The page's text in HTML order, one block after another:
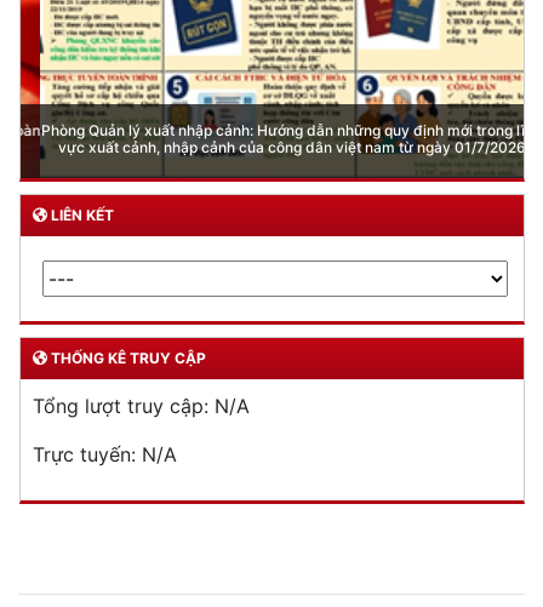
Phòng Quản lý xuất nhập cảnh: Hướng dẫn những quy định mới trong lĩnh
vực xuất cảnh, nhập cảnh của công dân việt nam từ ngày 01/7/2026
LIÊN KẾT
THỐNG KÊ TRUY CẬP
Tổng lượt truy cập: N/A
Trực tuyến: N/A